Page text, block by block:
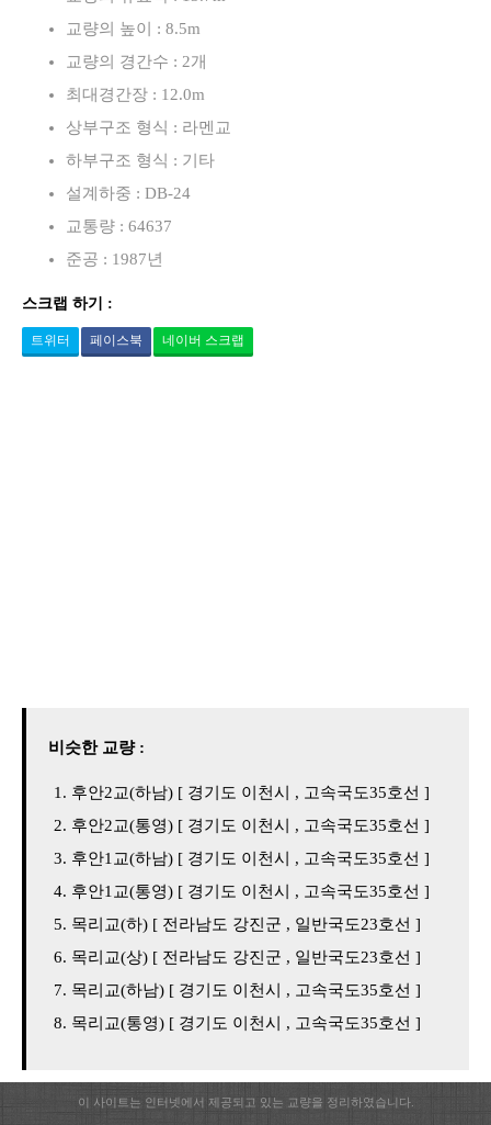
교량의 높이 : 8.5m
교량의 경간수 : 2개
최대경간장 : 12.0m
상부구조 형식 : 라멘교
하부구조 형식 : 기타
설계하중 : DB-24
교통량 : 64637
준공 : 1987년
스크랩 하기 :
트위터 페이스북 네이버 스크랩
비슷한 교량 :
후안2교(하남) [ 경기도 이천시 , 고속국도35호선 ]
후안2교(통영) [ 경기도 이천시 , 고속국도35호선 ]
후안1교(하남) [ 경기도 이천시 , 고속국도35호선 ]
후안1교(통영) [ 경기도 이천시 , 고속국도35호선 ]
목리교(하) [ 전라남도 강진군 , 일반국도23호선 ]
목리교(상) [ 전라남도 강진군 , 일반국도23호선 ]
목리교(하남) [ 경기도 이천시 , 고속국도35호선 ]
목리교(통영) [ 경기도 이천시 , 고속국도35호선 ]
이 사이트는 인터넷에서 제공되고 있는 교량을 정리하였습니다.